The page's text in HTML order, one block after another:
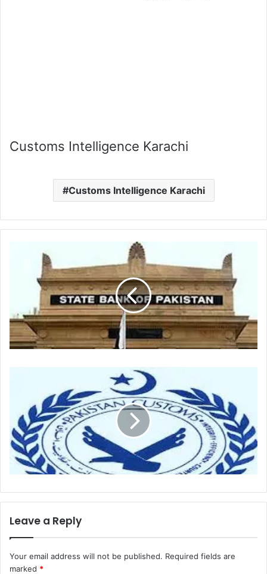
Customs Intelligence Karachi
Customs Intelligence Karachi
Leave a Reply
Your email address will not be published. Required fields are
marked *